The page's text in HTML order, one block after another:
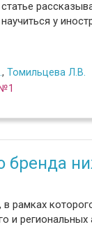
у
, Томильцева Л.В.
рамках
и